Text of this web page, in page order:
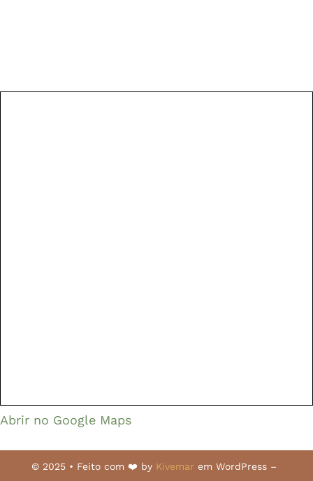
Abrir no Google Maps
© 2025 • Feito com ❤️ by Kivemar em WordPress –